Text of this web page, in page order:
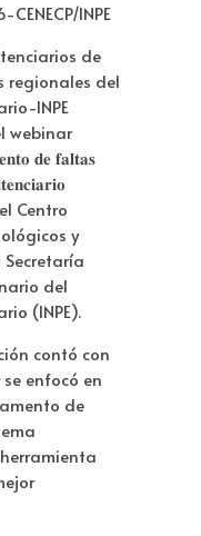
CENECP/INPE
de
regionales del
INPE
webinar
𝐝𝐞 𝐟𝐚𝐥𝐭𝐚𝐬
Centro
y
Secretaría
del
(INPE).
contó con
enfocó en
de